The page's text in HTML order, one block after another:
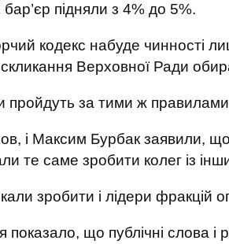
підняли з 4% до 5%.
кодекс набуде чинності
Верховної Ради
пройдуть за тими ж
і Максим Бурбак заявили,
те саме зробити колег із
зробити і лідери фракцій
показало, що публічні слова і